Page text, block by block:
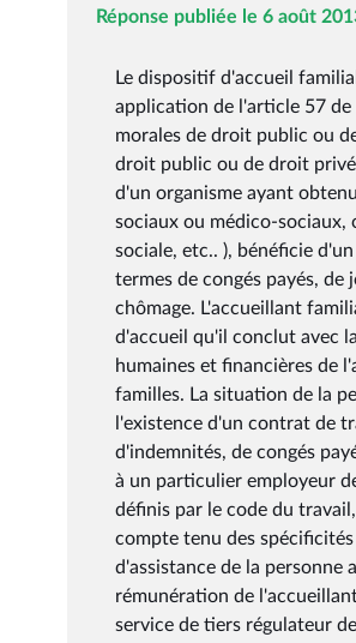
Réponse publiée le 6 août
Le dispositif d'accueil
application de l'article 57
morales de droit public ou
droit public ou de droit
d'un organisme ayant
sociaux ou médico-
sociale, etc.. ), bénéficie
termes de congés payés,
chômage. L'accueillant
d'accueil qu'il conclut avec
humaines et financières de
familles. La situation de la
l'existence d'un contrat de
d'indemnités, de congés
à un particulier employeur
définis par le code du
compte tenu des
d'assistance de la personne
rémunération de
service de tiers régulateur